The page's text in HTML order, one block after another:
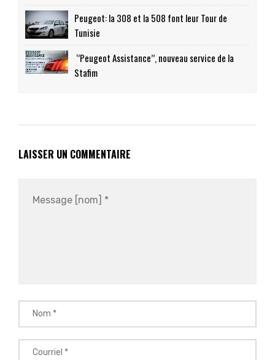
Peugeot: la 308 et la 508 font leur Tour de
Tunisie
‘’Peugeot Assistance’’, nouveau service de la
Stafim
LAISSER UN COMMENTAIRE